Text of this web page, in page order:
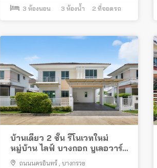
3 ห้องนอน 3 ห้องน้ำ 2 ที่จอดรถ
บ้านเดี่ยว 2 ชั้น รีโนเวทใหม่
หมู่บ้าน ไลฟ์ บางกอก บูเลอวาร์ด
พระราม 5 ต้นโครงการ พร้อมอยู่
ถนนนครอินทร์ , บางกรวย